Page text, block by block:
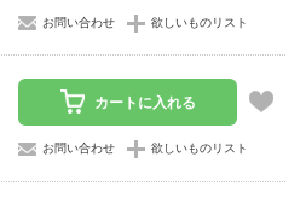
お問い合わせ 欲しいものリスト
カートに入れる
お問い合わせ 欲しいものリスト